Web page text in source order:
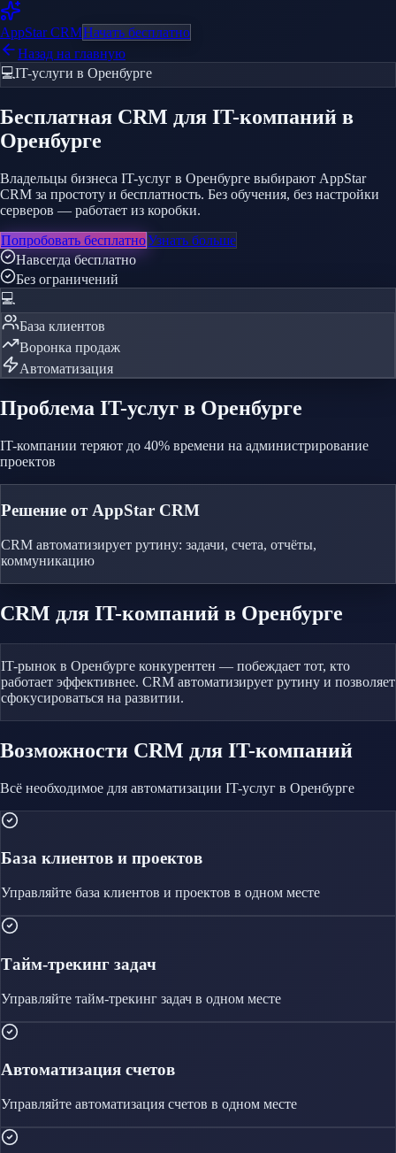
AppStarCRMНачать бесплатно
Назад на главную
💻IT-услуги в Оренбурге
Бесплатная CRM для IT-компаний в
Оренбурге
Владельцы бизнеса IT-услуг в Оренбурге выбирают AppStar
CRM за простоту и бесплатность. Без обучения, без настройки
серверов — работает из коробки.
Попробовать бесплатноУзнать больше
Навсегда бесплатно
Без ограничений
💻
База клиентов
Воронка продаж
Автоматизация
Проблема IT-услуг в Оренбурге
IT-компании теряют до 40% времени на администрирование
проектов
Решение от AppStar CRM
CRM автоматизирует рутину: задачи, счета, отчёты,
коммуникацию
CRM для IT-компаний в Оренбурге
IT-рынок в Оренбурге конкурентен — побеждает тот, кто
работает эффективнее. CRM автоматизирует рутину и позволяет
сфокусироваться на развитии.
Возможности CRM для IT-компаний
Всё необходимое для автоматизации IT-услуг в Оренбурге
База клиентов и проектов
Управляйте база клиентов и проектов в одном месте
Тайм-трекинг задач
Управляйте тайм-трекинг задач в одном месте
Автоматизация счетов
Управляйте автоматизация счетов в одном месте